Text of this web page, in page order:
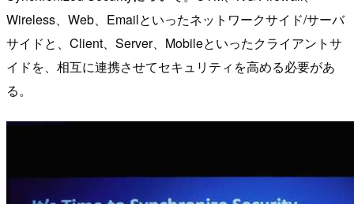
Wireless、Web、Emailといったネットワークサイド/サーバ
サイドと、Client、Server、Mobileといったクライアントサ
イドを、相互に連携させてセキュリティを高める必要があ
る。